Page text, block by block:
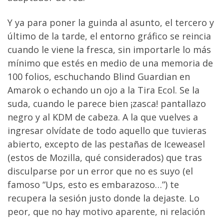
Y ya para poner la guinda al asunto, el tercero y
último de la tarde, el entorno gráfico se reincia
cuando le viene la fresca, sin importarle lo más
mínimo que estés en medio de una memoria de
100 folios, eschuchando Blind Guardian en
Amarok o echando un ojo a la Tira Ecol. Se la
suda, cuando le parece bien ¡zasca! pantallazo
negro y al KDM de cabeza. A la que vuelves a
ingresar olvídate de todo aquello que tuvieras
abierto, excepto de las pestañas de Iceweasel
(estos de Mozilla, qué considerados) que tras
disculparse por un error que no es suyo (el
famoso “Ups, esto es embarazoso…”) te
recupera la sesión justo donde la dejaste. Lo
peor, que no hay motivo aparente, ni relación